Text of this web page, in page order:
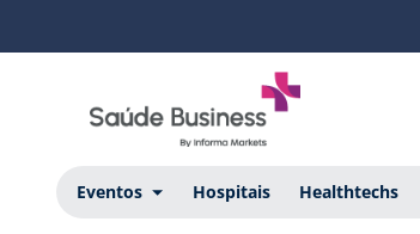
Eventos Hospitais Healthtechs